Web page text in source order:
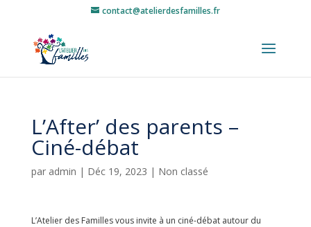
contact@atelierdesfamilles.fr
L’After’ des parents –
Ciné-débat
par admin | Déc 19, 2023 | Non classé
L’Atelier des Familles vous invite à un ciné-débat autour du